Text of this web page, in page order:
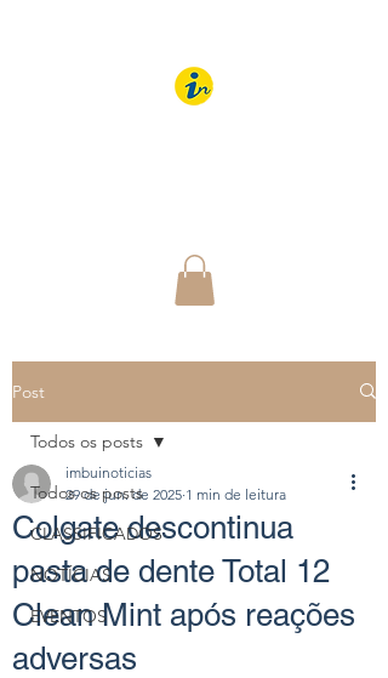
Post
Todos os posts
CLASSIFICADOS
NOTÍCIAS
EVENTOS
Todos os posts
Colgate descontinua
pasta de dente Total 12
Clean Mint após reações
adversas
imbuinoticias
29 de jun. de 2025 1 min de leitura